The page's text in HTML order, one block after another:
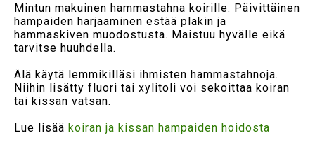
Mintun makuinen hammastahna koirille. Päivittäinen
hampaiden harjaaminen estää plakin ja
hammaskiven muodostusta. Maistuu hyvälle eikä
tarvitse huuhdella.
Älä käytä lemmikilläsi ihmisten hammastahnoja.
Niihin lisätty fluori tai xylitoli voi sekoittaa koiran
tai kissan vatsan.
Lue lisää koiran ja kissan hampaiden hoidosta